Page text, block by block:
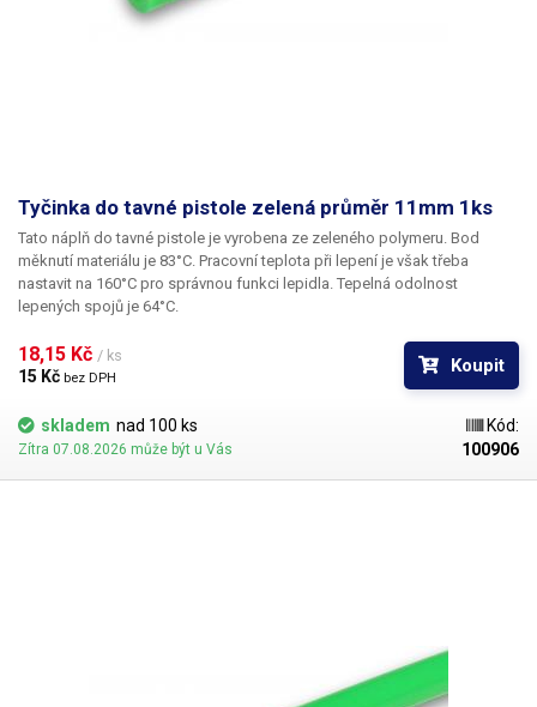
Tyčinka do tavné pistole zelená průměr 11mm 1ks
Tato náplň do tavné pistole je vyrobena ze zeleného polymeru. Bod
měknutí materiálu je 83°C. Pracovní teplota při lepení je však třeba
nastavit na 160°C pro správnou funkci lepidla. Tepelná odolnost
lepených spojů je 64°C.
18,15 Kč / ks
15 Kč bez DPH
Koupit
skladem nad 100 ks
Zítra 07.08.2026 může být u Vás
Kód:
100906